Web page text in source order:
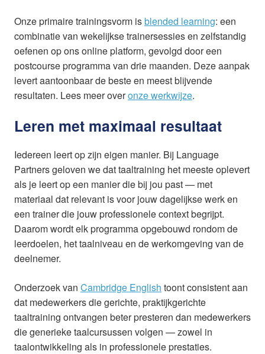
Onze primaire trainingsvorm isblended learning: een
combinatie van wekelijkse trainersessies en zelfstandig
oefenen op ons online platform, gevolgd door een
postcourse programma van drie maanden. Deze aanpak
levert aantoonbaar de beste en meest blijvende
resultaten. Lees meer overonze werkwijze.
Leren met maximaal resultaat
Iedereen leert op zijn eigen manier. Bij Language
Partners geloven we dat taaltraining het meeste oplevert
als je leert op een manier die bij jou past — met
materiaal dat relevant is voor jouw dagelijkse werk en
een trainer die jouw professionele context begrijpt.
Daarom wordt elk programma opgebouwd rondom de
leerdoelen, het taalniveau en de werkomgeving van de
deelnemer.
Onderzoek van Cambridge English toont consistent aan
dat medewerkers die gerichte, praktijkgerichte
taaltraining ontvangen beter presteren dan medewerkers
die generieke taalcursussen volgen — zowel in
taalontwikkeling als in professionele prestaties.